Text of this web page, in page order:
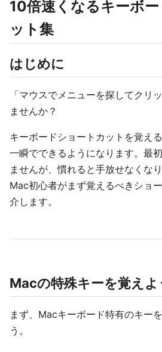
10倍速くなるキーボ
ット集
はじめに
「マウスでメニューを探してクリ
ませんか？
キーボードショートカットを覚え
一瞬でできるようになります。最
ませんが、慣れると手放せなくな
Mac初心者がまず覚えるべきショ
介します。
Macの特殊キーを覚えよ
まず、Macキーボード特有のキー
う。